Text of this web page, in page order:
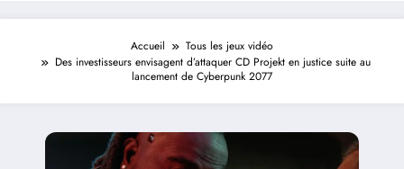
Accueil
Tous les jeux vidéo
Des investisseurs envisagent d’attaquer CD Projekt en justice suite au
lancement de Cyberpunk 2077